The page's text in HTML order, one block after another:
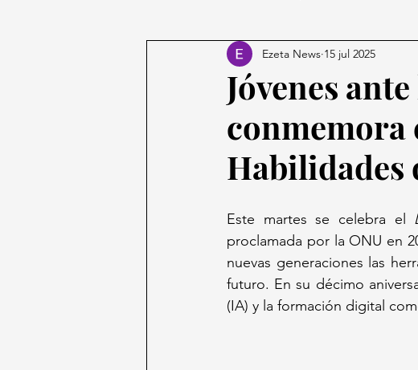
Jóvenes
conmemora
Habilidades
Ezeta News 15 jul 2025
Este martes se celebra el
proclamada por la ONU en
nuevas generaciones las
futuro. En su décimo
(IA) y la formación digital